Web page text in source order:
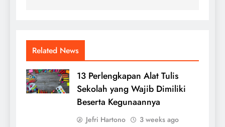
Related News
13 Perlengkapan Alat Tulis
Sekolah yang Wajib Dimiliki
Beserta Kegunaannya
Jefri Hartono 3 weeks ago